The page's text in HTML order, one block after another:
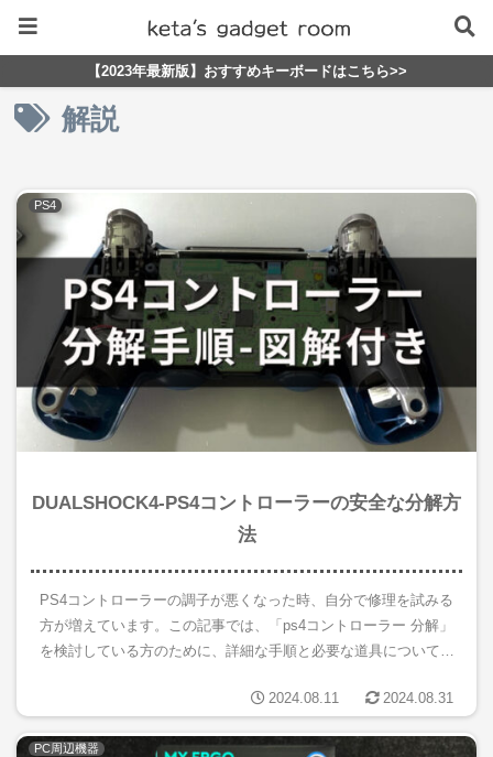
【2023年最新版】おすすめキーボードはこちら>>
解説
PS4
DUALSHOCK4-PS4コントローラーの安全な分解方
法
PS4コントローラーの調子が悪くなった時、自分で修理を試みる
方が増えています。この記事では、「ps4コントローラー 分解」
を検討している方のために、詳細な手順と必要な道具について解
し... 2024.08.11 2024.08.31
PC周辺機器